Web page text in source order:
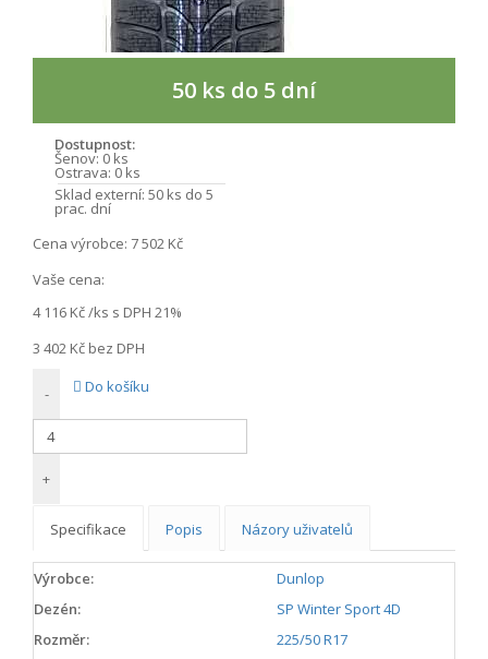
50 ks do 5 dní
Dostupnost:
Šenov: 0 ks
Ostrava: 0 ks
Sklad externí: 50 ks do 5
prac. dní
Cena výrobce: 7 502 Kč
Vaše cena:
4 116 Kč/ks s DPH 21%
3 402 Kč bez DPH
-
+
Do košíku
Specifikace Popis Názory uživatelů
Výrobce:
Dunlop
Dezén:
SP Winter Sport 4D
Rozměr:
225/50 R17